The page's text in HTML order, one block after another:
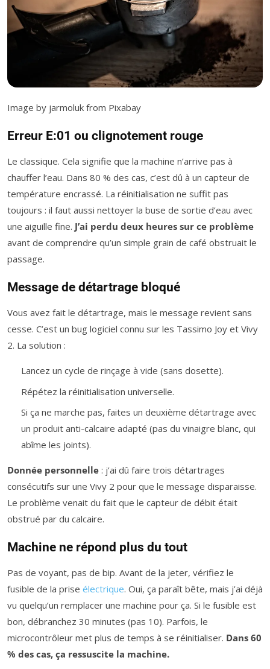
Image by jarmoluk from Pixabay
Erreur E:01 ou clignotement rouge
Le classique. Cela signifie que la machine n’arrive pas à
chauffer l’eau. Dans 80 % des cas, c’est dû à un capteur de
température encrassé. La réinitialisation ne suffit pas
toujours : il faut aussi nettoyer la buse de sortie d’eau avec
une aiguille fine. J’ai perdu deux heures sur ce problème
avant de comprendre qu’un simple grain de café obstruait le
passage.
Message de détartrage bloqué
Vous avez fait le détartrage, mais le message revient sans
cesse. C’est un bug logiciel connu sur les Tassimo Joy et Vivy
2. La solution :
Lancez un cycle de rinçage à vide (sans dosette).
Répétez la réinitialisation universelle.
Si ça ne marche pas, faites un deuxième détartrage avec
un produit anti-calcaire adapté (pas du vinaigre blanc, qui
abîme les joints).
Donnée personnelle : j’ai dû faire trois détartrages
consécutifs sur une Vivy 2 pour que le message disparaisse.
Le problème venait du fait que le capteur de débit était
obstrué par du calcaire.
Machine ne répond plus du tout
Pas de voyant, pas de bip. Avant de la jeter, vérifiez le
fusible de la prise électrique. Oui, ça paraît bête, mais j’ai déjà
vu quelqu’un remplacer une machine pour ça. Si le fusible est
bon, débranchez 30 minutes (pas 10). Parfois, le
microcontrôleur met plus de temps à se réinitialiser. Dans 60
% des cas, ça ressuscite la machine.